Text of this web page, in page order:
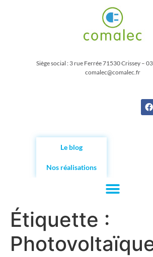
Siège social : 3 rue Ferrée 71530 Crissey –
comalec@comalec.fr
Le blog
Nos réalisations
Étiquette :